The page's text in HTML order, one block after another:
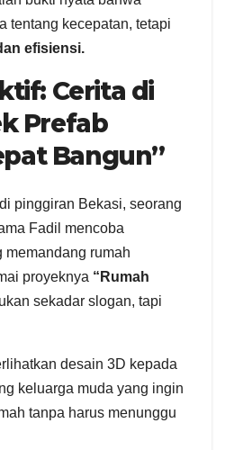
tentang kecepatan, tetapi
efisiensi.
Cerita di
Prefab
Bangun”
pinggiran Bekasi, seorang
Fadil mencoba
memandang rumah
proyeknya “Rumah
sekadar slogan, tapi
desain 3D kepada
keluarga muda yang ingin
tanpa harus menunggu